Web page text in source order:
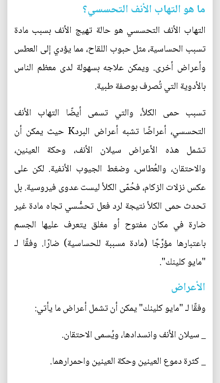
ما هو التهاب الأنف التحسسي؟
التهاب الأنف التحسسي هو حالة تهيج الأنف بسبب مادة
تسبب الحساسية، مثل حبوب اللقاح، مما يؤدي إلى العطس
وأعراض أخرى. ويمكن علاجه بسهولة لدى معظم الناس
بالأدوية التي تُصرف بوصفة طبية.
تسبب حمى الكلأ، والتي تسمى أيضًا التهاب الأنف
التحسسي، أعراضًا تشبه أعراض البردK حيث يمكن أن
تشمل هذه الأعراض سيلان الأنف، وحكة العينين،
والاحتقان، والعُطاس، وضغط الجيوب الأنفية. لكن على
عكس نزلات الزكام، فحُمّى الكلأ ليست عدوى فيروسية. بل
تحدث حمى الكلأ نتيجة لرد فعل تحسُّسي تجاه مادة غير
ضارة في مكان مفتوح أو مغلق يتعرف عليها الجسم
باعتبارها مؤرِّجًا (مادة مسببة للحساسية) ضارًا. وفقًا لـ
"مايو كلينك".
الأعراض
وفقًا لـ "مايو كلينك" يمكن أن تشمل أعراض ما يأتي:
_ سيلان الأنف وانسدادها، ويُسمى الاحتقان.
_ كثرة دموع العينين وحكة العينين واحمرارهما.